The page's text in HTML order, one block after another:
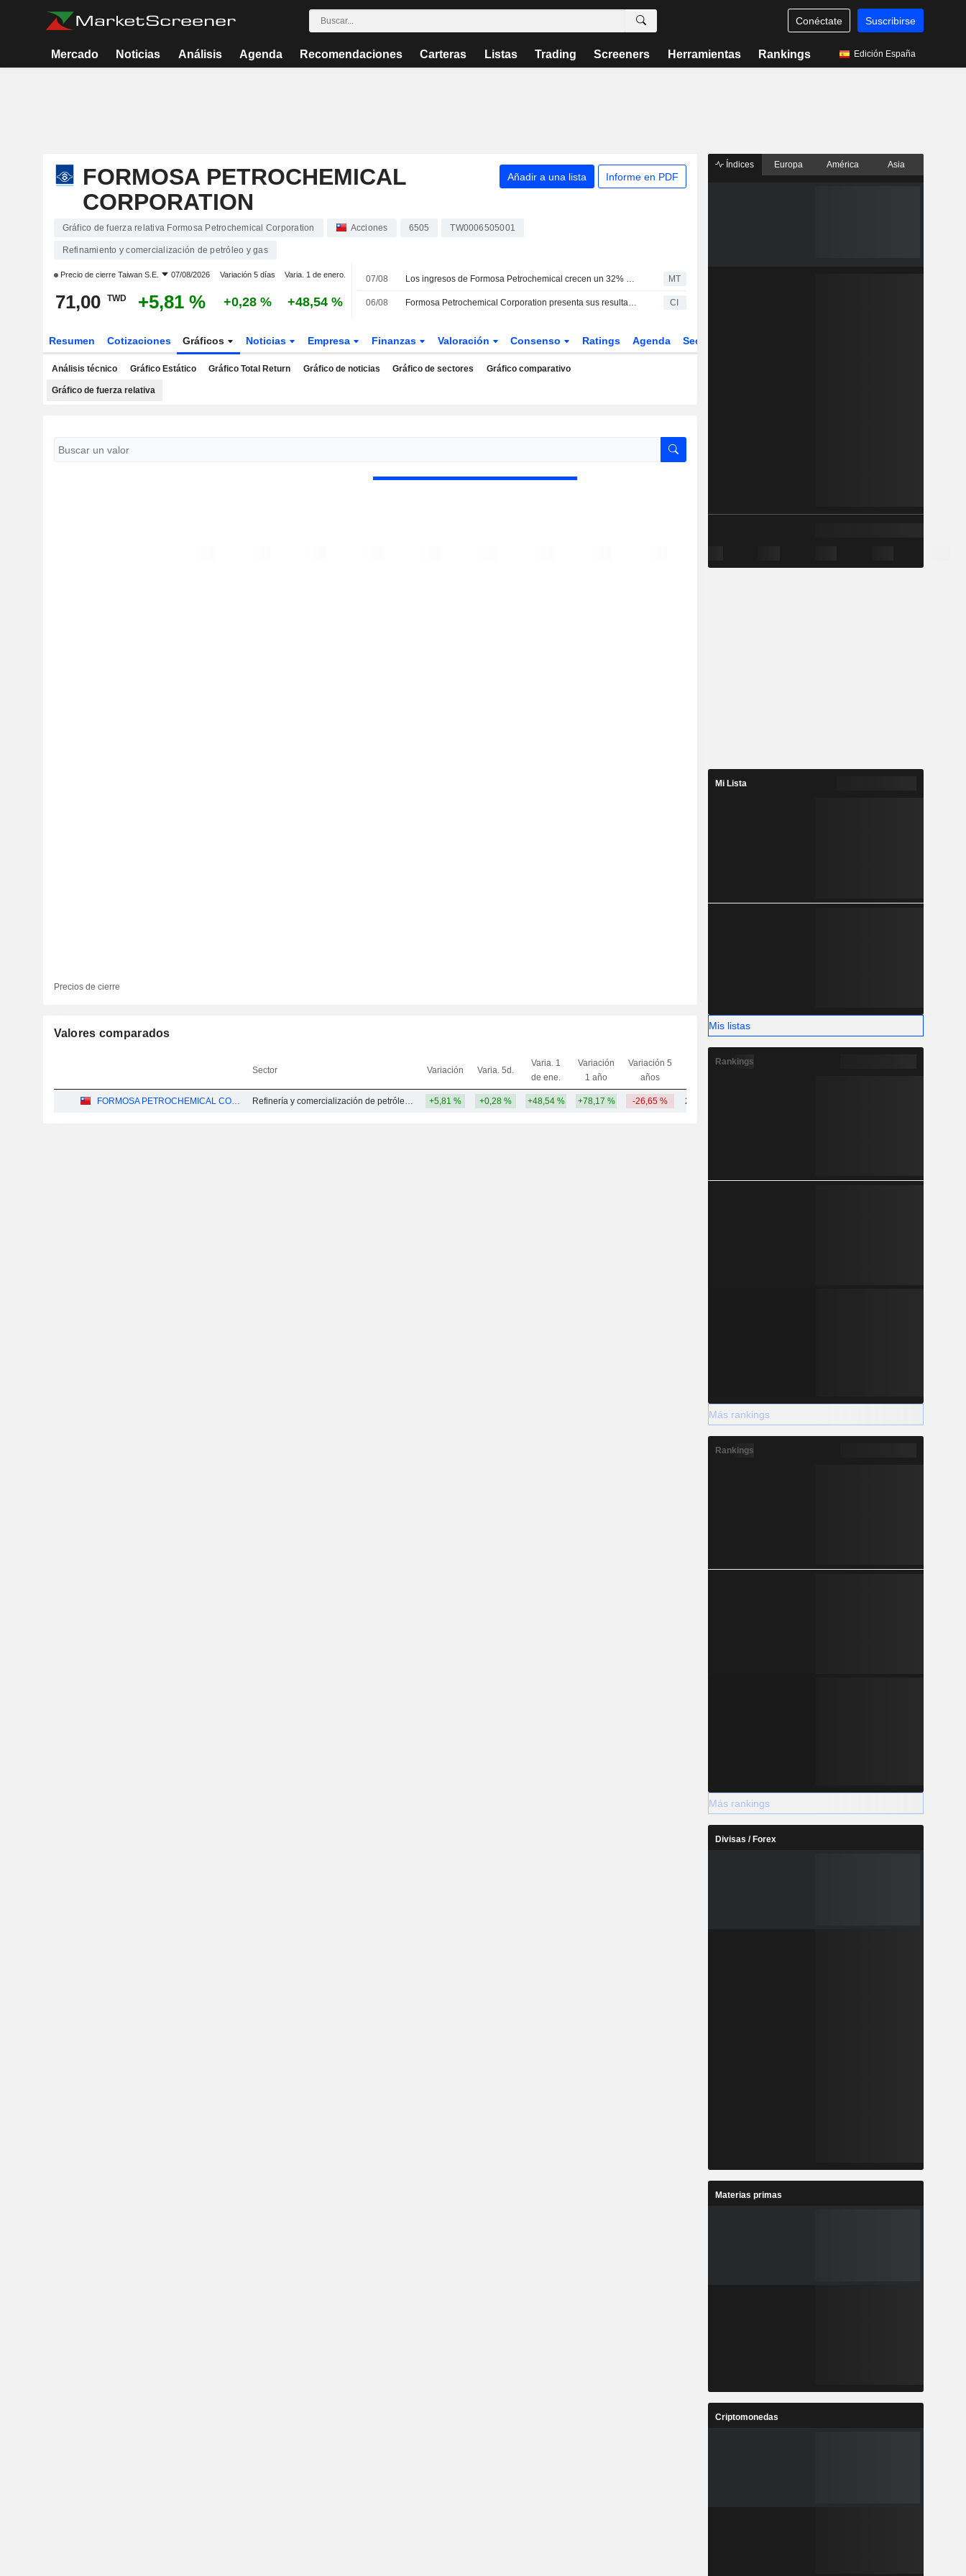
Conéctate Suscribirse
Mercado Noticias Análisis Agenda Recomendaciones Carteras Listas Trading Screeners Herramientas Rankings Edición España
FORMOSA PETROCHEMICAL
CORPORATION
Añadir a una lista Informe en PDF
Gráfico de fuerza relativa Formosa Petrochemical Corporation Acciones 6505 TW0006505001
Refinamiento y comercialización de petróleo y gas
Precio de cierre Taiwan S.E. 07/08/2026 Variación 5 días Varia. 1 de enero.
71,00 TWD +5,81 % +0,28 % +48,54 %
07/08 Los ingresos de Formosa Petrochemical crecen un 32% en julio MT
06/08 Formosa Petrochemical Corporation presenta sus resultados del segundo trimestre y del primer semestre de 2026 CI
Resumen Cotizaciones Gráficos Noticias Empresa Finanzas Valoración Consenso Ratings Agenda Sector
Análisis técnico Gráfico Estático Gráfico Total Return Gráfico de noticias Gráfico de sectores Gráfico comparativo
Gráfico de fuerza relativa
Precios de cierre
Valores comparados
Sector Variación Varia. 5d.
Varia. 1
de ene.
Variación
1 año
Variación 5
años
FORMOSA PETROCHEMICAL CORPORATION Refinería y comercialización de petróleo y gas - NEC +5,81 % +0,28 % +48,54 % +78,17 % -26,65 % 20,94 mil M
Índices Europa América Asia
Mi Lista
Mis listas
Rankings
Más rankings
Rankings
Más rankings
Divisas / Forex
Materias primas
Criptomonedas